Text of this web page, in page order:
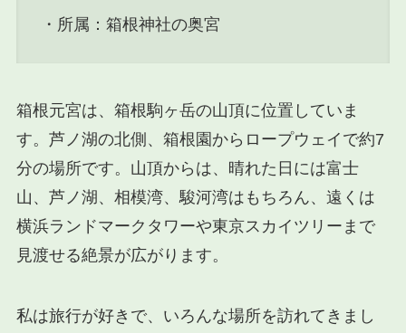
・所属：箱根神社の奥宮
箱根元宮は、箱根駒ヶ岳の山頂に位置していま
す。芦ノ湖の北側、箱根園からロープウェイで約7
分の場所です。山頂からは、晴れた日には富士
山、芦ノ湖、相模湾、駿河湾はもちろん、遠くは
横浜ランドマークタワーや東京スカイツリーまで
見渡せる絶景が広がります。
私は旅行が好きで、いろんな場所を訪れてきまし